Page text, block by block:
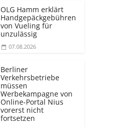
OLG Hamm erklärt
Handgepäckgebühren
von Vueling für
unzulässig
07.08.2026
Berliner
Verkehrsbetriebe
müssen
Werbekampagne von
Online-Portal Nius
vorerst nicht
fortsetzen